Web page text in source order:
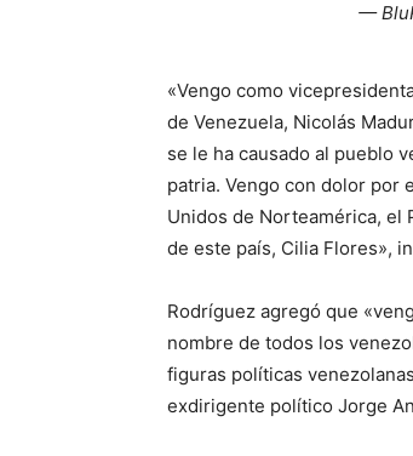
—
«Vengo como
de Venezuela, Nicolás
se le ha causado al pueblo
patria. Vengo con dolor por
Unidos de Norteamérica, el
de este país, Cilia Flores»,
Rodríguez agregó que
nombre de todos los
figuras políticas
exdirigente político Jorge